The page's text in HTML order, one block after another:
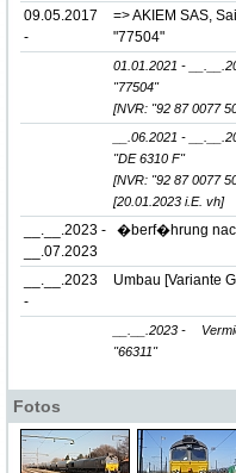
09.05.2017
-
=> AKIEM SAS,
"77504"
01.01.2021 -
"77504"
[NVR: "92 87 0077
__.06.2021 -
"DE 6310 F"
[NVR: "92 87 0077
[20.01.2023 i.E. vh]
__.__.2023 -
__.07.2023
�berf�hrung
__.__.2023
-
Umbau [Variante
__.__.2023 -
"66311"
Fotos